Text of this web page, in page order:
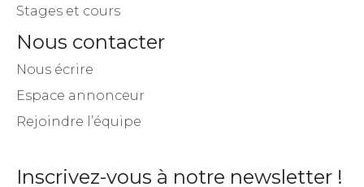
Stages et cours
Nous contacter
Nous écrire
Espace annonceur
Rejoindre l’équipe
Inscrivez-vous à notre newsletter !